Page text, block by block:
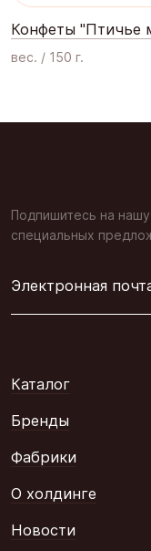
Конфеты "Птичье
вес. / 150 г.
Подпишитесь на
специальных
Электронная
Каталог
Бренды
Фабрики
О холдинге
Новости